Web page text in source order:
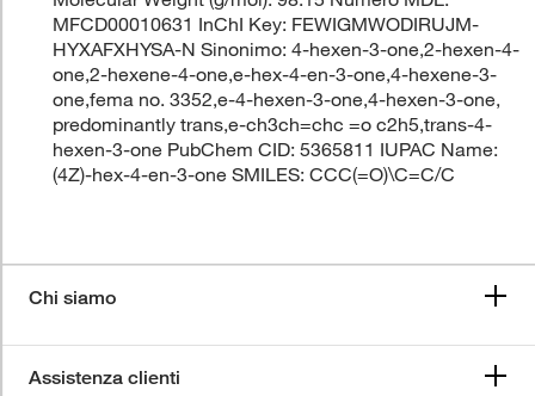
MFCD00010631 InChI Key: FEWIGMWODIRUJM-
HYXAFXHYSA-N Sinonimo: 4-hexen-3-one,2-hexen-4-
one,2-hexene-4-one,e-hex-4-en-3-one,4-hexene-3-
one,fema no. 3352,e-4-hexen-3-one,4-hexen-3-one,
predominantly trans,e-ch3ch=chc =o c2h5,trans-4-
hexen-3-one PubChem CID: 5365811 IUPAC Name:
(4Z)-hex-4-en-3-one SMILES: CCC(=O)\C=C/C
Chi siamo
Assistenza clienti